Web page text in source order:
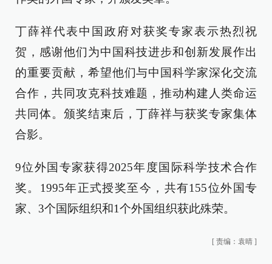
丁薛祥代表中国政府对获奖专家表示热烈祝
贺，感谢他们为中国科技进步和创新发展作出
的重要贡献，希望他们与中国科学家深化交流
合作，共同攻克科技难题，推动构建人类命运
共同体。颁奖结束后，丁薛祥与获奖专家集体
合影。
9位外国专家获得2025年度国际科学技术合作
奖。1995年正式授奖至今，共有155位外国专
家、3个国际组织和1个外国组织获此殊荣。
[ 责编：袁晴 ]